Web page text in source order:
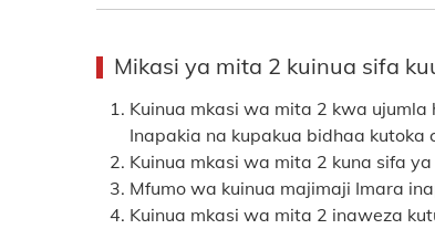
Mikasi ya mita 2 kuinua sifa
Kuinua mkasi wa mita 2 kwa
Inapakia na kupakua bidhaa kutoka
Kuinua mkasi wa mita 2 kuna sifa
Mfumo wa kuinua majimaji Imara
Kuinua mkasi wa mita 2 inaweza